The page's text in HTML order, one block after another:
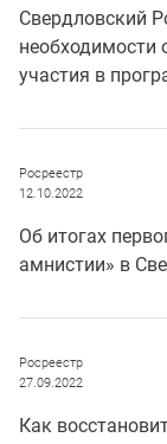
Свердловский
необходимости
участия в
Росреестр
12.10.2022
Об итогах
амнистии» в
Росреестр
27.09.2022
Как